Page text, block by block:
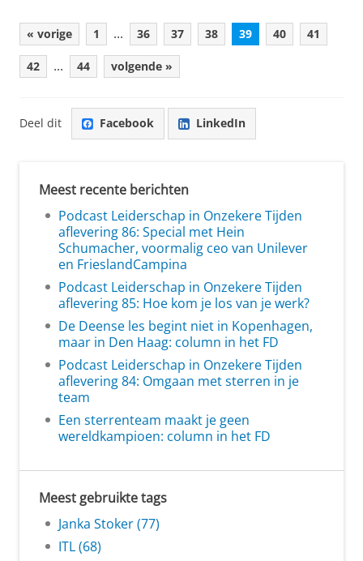
« vorige 1 ... 36 37 38 39 40 41
42 ... 44 volgende »
Deel dit Facebook LinkedIn
Meest recente berichten
Podcast Leiderschap in Onzekere Tijden
aflevering 86: Special met Hein
Schumacher, voormalig ceo van Unilever
en FrieslandCampina
Podcast Leiderschap in Onzekere Tijden
aflevering 85: Hoe kom je los van je werk?
De Deense les begint niet in Kopenhagen,
maar in Den Haag: column in het FD
Podcast Leiderschap in Onzekere Tijden
aflevering 84: Omgaan met sterren in je
team
Een sterrenteam maakt je geen
wereldkampioen: column in het FD
Meest gebruikte tags
Janka Stoker (77)
ITL (68)